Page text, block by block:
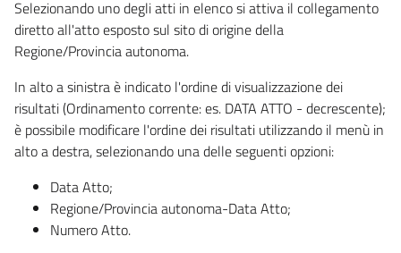
Selezionando uno degli atti in elenco si attiva il collegamento
diretto all'atto esposto sul sito di origine della
Regione/Provincia autonoma.
In alto a sinistra è indicato l'ordine di visualizzazione dei
risultati (Ordinamento corrente: es. DATA ATTO - decrescente);
è possibile modificare l'ordine dei risultati utilizzando il menù in
alto a destra, selezionando una delle seguenti opzioni:
Data Atto;
Regione/Provincia autonoma-Data Atto;
Numero Atto.